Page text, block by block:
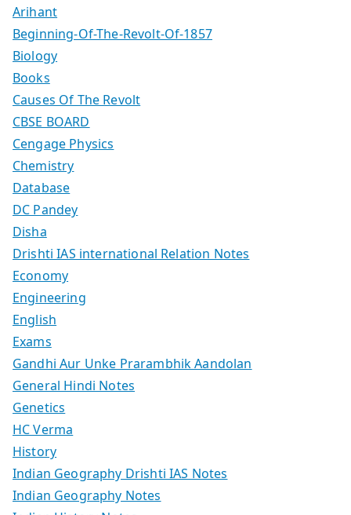
Arihant
Beginning-Of-The-Revolt-Of-1857
Biology
Books
Causes Of The Revolt
CBSE BOARD
Cengage Physics
Chemistry
Database
DC Pandey
Disha
Drishti IAS international Relation Notes
Economy
Engineering
English
Exams
Gandhi Aur Unke Prarambhik Aandolan
General Hindi Notes
Genetics
HC Verma
History
Indian Geography Drishti IAS Notes
Indian Geography Notes